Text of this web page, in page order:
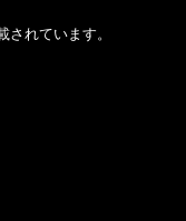
れています。